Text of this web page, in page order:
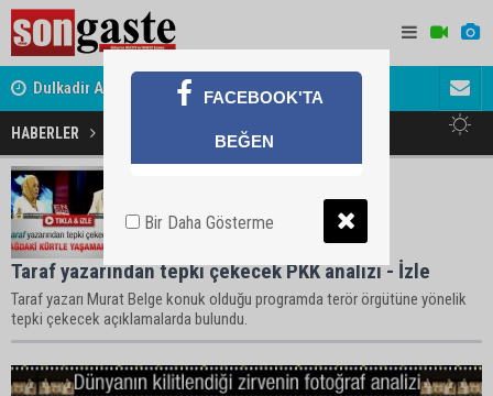
Dulkadir Ailesinin Mutlu Günü
Gölbaşı Esnafının Sesi Ankara Kalkınma Ajansı'nda
Avukat
akını
HABERLER
Taraf yazarından tepki çekecek PKK analizi - İzle
Taraf yazarı Murat Belge konuk olduğu programda terör örgütüne yönelik
tepki çekecek açıklamalarda bulundu.
FACEBOOK'TA
BEĞEN
Bir Daha Gösterme